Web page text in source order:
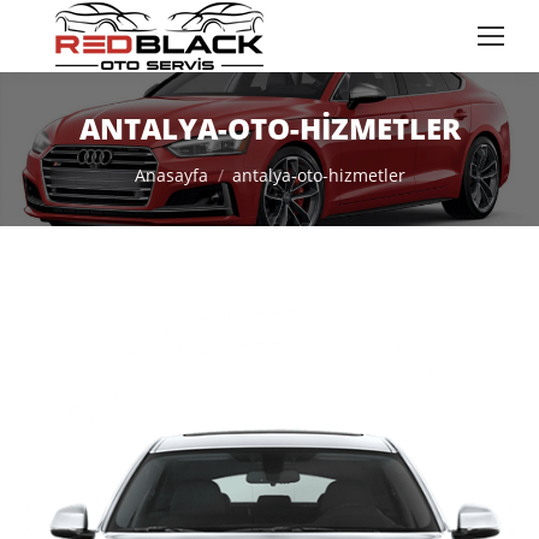
ANTALYA-OTO-HIZMETLER
You are here:
Anasayfa antalya-oto-hizmetler